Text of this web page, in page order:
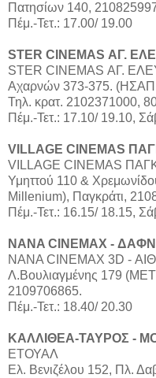
Πατησίων 140,
Πέμ.-Τετ.: 17.00/ 19.00
STER CINEMAS ΑΓ.
STER CINEMAS ΑΓ.
Αχαρνών 373-375. (ΗΣΑΠ
Τηλ. κρατ. 2102371000,
Πέμ.-Τετ.: 17.10/ 19.10,
VILLAGE CINEMAS
VILLAGE CINEMAS
Υμηττού 110 &
Millenium), Παγκράτι,
Πέμ.-Τετ.: 16.15/ 18.15,
NANA CINEMAX -
ΝΑΝΑ CINEMAX 3D -
Λ.Βουλιαγμένης 179
2109706865.
Πέμ.-Τετ.: 18.40/ 20.30
ΚΑΛΛΙΘΕΑ-ΤΑΥΡΟΣ -
ΕΤΟΥΑΛ
Ελ. Βενιζέλου 152, Πλ.